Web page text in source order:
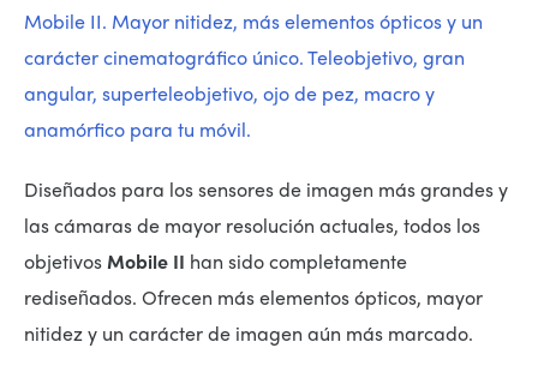
Mobile II. Mayor nitidez, más elementos ópticos y un
carácter cinematográfico único. Teleobjetivo, gran
angular, superteleobjetivo, ojo de pez, macro y
anamórfico para tu móvil.
Diseñados para los sensores de imagen más grandes y
las cámaras de mayor resolución actuales, todos los
objetivosMobile II han sido completamente
rediseñados. Ofrecen más elementos ópticos, mayor
nitidez y un carácter de imagen aún más marcado.